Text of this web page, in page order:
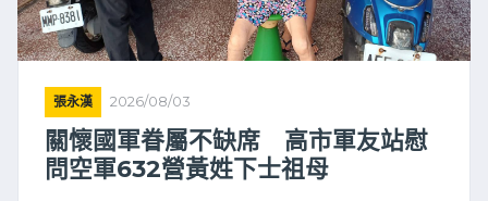
張永漢 2026/08/03
關懷國軍眷屬不缺席 高市軍友站慰
問空軍632營黃姓下士祖母